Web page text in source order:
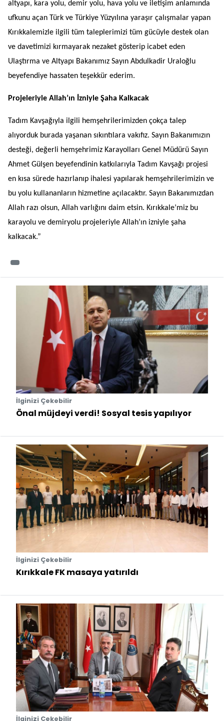
altyapı, kara yolu, demir yolu, hava yolu ve iletişim anlamında
ufkunu açan Türk ve Türkiye Yüzyılına yaraşır çalışmalar yapan
Kırıkkalemizle ilgili tüm taleplerimizi tüm gücüyle destek olan
ve davetimizi kırmayarak nezaket gösterip icabet eden
Ulaştırma ve Altyapı Bakanımız Sayın Abdulkadir Uraloğlu
beyefendiye hassaten teşekkür ederim.
Projeleriyle Allah’ın İzniyle Şaha Kalkacak
Tadım Kavşağıyla ilgili hemşehrilerimizden çokça talep
alıyorduk burada yaşanan sıkıntılara vakıfız. Sayın Bakanımızın
desteği, değerli hemşehrimiz Karayolları Genel Müdürü Sayın
Ahmet Gülşen beyefendinin katkılarıyla Tadım Kavşağı projesi
en kısa sürede hazırlanıp ihalesi yapılarak hemşehrilerimizin ve
bu yolu kullananların hizmetine açılacaktır. Sayın Bakanımızdan
Allah razı olsun, Allah varlığını daim etsin. Kırıkkale’miz bu
karayolu ve demiryolu projeleriyle Allah’ın izniyle şaha
kalkacak.”
İlginizi Çekebilir
Önal müjdeyi verdi! Sosyal tesis yapılıyor
İlginizi Çekebilir
Kırıkkale FK masaya yatırıldı
İlginizi Çekebilir